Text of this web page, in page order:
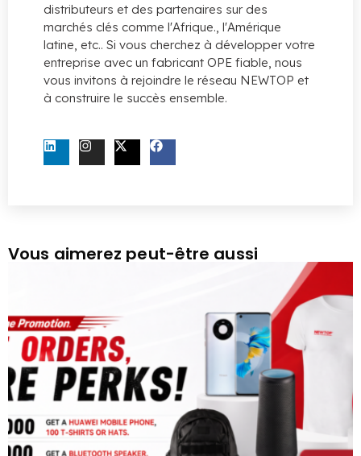
distributeurs et des partenaires sur des
marchés clés comme l'Afrique., l'Amérique
latine, etc.. Si vous cherchez à développer votre
entreprise avec un fabricant OPE fiable, nous
vous invitons à rejoindre le réseau NEWTOP et
à construire le succès ensemble.
Vous aimerez peut-être aussi